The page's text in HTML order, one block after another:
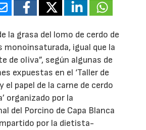
la grasa del lomo de cerdo de
monoinsaturada, igual que la
de oliva”, según algunas de
expuestas en el ‘Taller de
el papel de la carne de cerdo
organizado por la
del Porcino de Capa Blanca
por la dietista-